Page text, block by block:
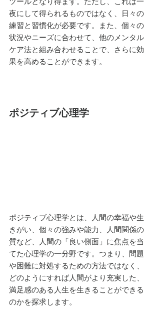
夜にして得られるものではなく、日々の
練習と習慣化が必要です。また、個々の
状況やニーズに合わせて、他のメンタル
ケア法と組み合わせることで、さらに効
果を高めることができます。
ポジティブ心理学
ポジティブ心理学とは、人間の幸福や生
きがい、個々の強みや能力、人間関係の
質など、人間の「良い側面」に焦点を当
てた心理学の一分野です。つまり、問題
や困難に対処するための方法ではなく、
どのようにすれば人間がより充実した、
満足感のある人生を生きることができる
のかを探求します。